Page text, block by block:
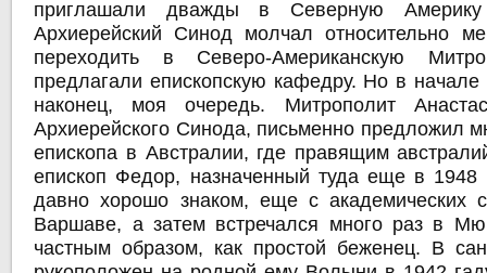
приглашали дважды в Северную Америку
Архиерейский Синод молчал относительно
переходить в Северо-Американскую
предлагали епископскую кафедру. Но в
наконец, моя очередь. Митрополит
Архиерейского Синода, письменно предложил
епископа в Австралии, где правящим
епископ Федор, назначенный туда еще в
давно хорошо знаком, еще с академических
Варшаве, а затем встречался много раз в
частным образом, как простой беженец. В